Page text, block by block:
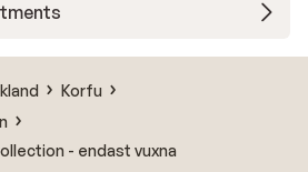
Korfu
- endast vuxna